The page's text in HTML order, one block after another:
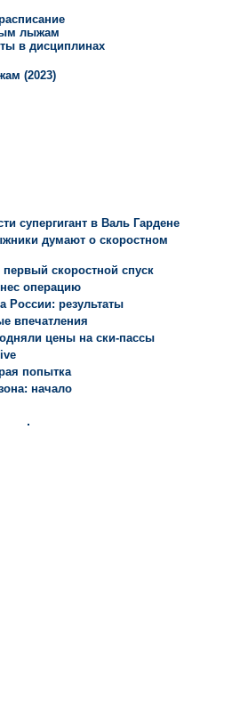
лыжам
в дисциплинах
(2023)
супергигант в Валь Гардене
думают о скоростном
скоростной спуск
операцию
России: результаты
впечатления
цены на ски-пассы
попытка
начало